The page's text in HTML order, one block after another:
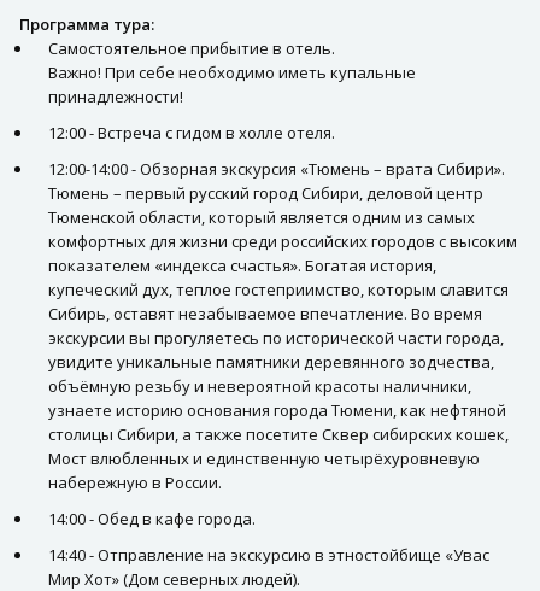
Программа тура:
Самостоятельное прибытие в отель.
Важно! При себе необходимо иметь купальные
принадлежности!
12:00 - Встреча с гидом в холле отеля.
12:00-14:00 - Обзорная экскурсия «Тюмень – врата Сибири».
Тюмень – первый русский город Сибири, деловой центр
Тюменской области, который является одним из самых
комфортных для жизни среди российских городов с высоким
показателем «индекса счастья». Богатая история,
купеческий дух, теплое гостеприимство, которым славится
Сибирь, оставят незабываемое впечатление. Во время
экскурсии вы прогуляетесь по исторической части города,
увидите уникальные памятники деревянного зодчества,
объёмную резьбу и невероятной красоты наличники,
узнаете историю основания города Тюмени, как нефтяной
столицы Сибири, а также посетите Сквер сибирских кошек,
Мост влюбленных и единственную четырёхуровневую
набережную в России.
14:00 - Обед в кафе города.
14:40 - Отправление на экскурсию в этностойбище «Увас
Мир Хот» (Дом северных людей).